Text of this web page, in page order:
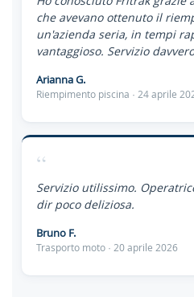
che avevano ottenuto il
un'azienda seria, in tempi
vantaggioso. Servizio
Arianna G.
Riempimento piscina · 24 aprile
“
Servizio utilissimo.
dir poco deliziosa.
Bruno F.
Trasporto moto · 20 aprile 2026